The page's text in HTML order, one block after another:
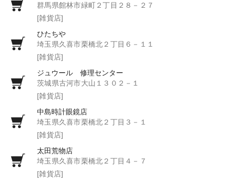
群馬県館林市緑町２丁目２８－２７
[雑貨店]
ひたちや
埼玉県久喜市栗橋北２丁目６－１１
[雑貨店]
ジュウール 修理センター
茨城県古河市大山１３０２－１
[雑貨店]
中島時計眼鏡店
埼玉県久喜市栗橋北２丁目３－１
[雑貨店]
太田荒物店
埼玉県久喜市栗橋北２丁目４－７
[雑貨店]